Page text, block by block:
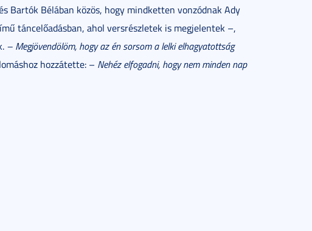
Bartók Bélában közös, hogy mindketten vonzódnak Ady
táncelőadásban, ahol versrészletek is megjelentek –,
– Megjövendölöm, hogy az én sorsom a lelki elhagyatottság
hozzátette: – Nehéz elfogadni, hogy nem minden nap